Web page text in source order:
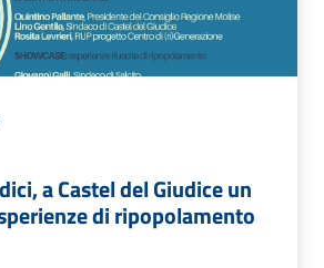
a Castel del Giudice un
di ripopolamento